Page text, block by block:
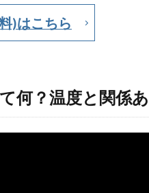
)はこちら
何？温度と関係